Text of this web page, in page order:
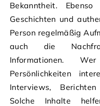
Bekanntheit.
Geschichten und
Person regelmäßig
auch die
Informationen.
Persönlichkeiten
Interviews,
Solche Inhalte